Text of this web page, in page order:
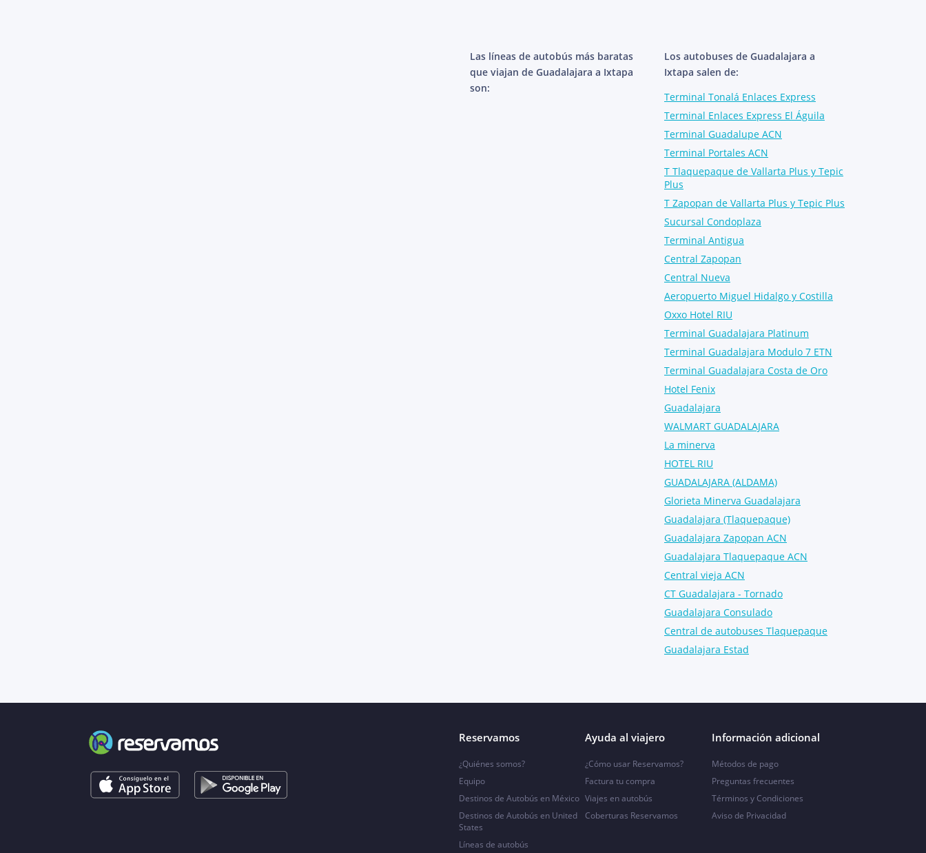
Las líneas de autobús más baratas
que viajan de Guadalajara a Ixtapa
son:
Los autobuses de Guadalajara a
Ixtapa salen de:
Terminal Tonalá Enlaces Express
Terminal Enlaces Express El Águila
Terminal Guadalupe ACN
Terminal Portales ACN
T Tlaquepaque de Vallarta Plus y Tepic
Plus
T Zapopan de Vallarta Plus y Tepic Plus
Sucursal Condoplaza
Terminal Antigua
Central Zapopan
Central Nueva
Aeropuerto Miguel Hidalgo y Costilla
Oxxo Hotel RIU
Terminal Guadalajara Platinum
Terminal Guadalajara Modulo 7 ETN
Terminal Guadalajara Costa de Oro
Hotel Fenix
Guadalajara
WALMART GUADALAJARA
La minerva
HOTEL RIU
GUADALAJARA (ALDAMA)
Glorieta Minerva Guadalajara
Guadalajara (Tlaquepaque)
Guadalajara Zapopan ACN
Guadalajara Tlaquepaque ACN
Central vieja ACN
CT Guadalajara - Tornado
Guadalajara Consulado
Central de autobuses Tlaquepaque
Guadalajara Estad
Reservamos
¿Quiénes somos?
Equipo
Destinos de Autobús en México
Destinos de Autobús en United
States
Líneas de autobús
Ayuda al viajero
¿Cómo usar Reservamos?
Factura tu compra
Viajes en autobús
Coberturas Reservamos
Información adicional
Métodos de pago
Preguntas frecuentes
Términos y Condiciones
Aviso de Privacidad